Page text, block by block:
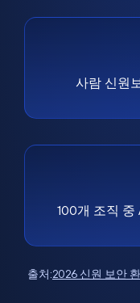
사람 신원
100개 조직 중
출처:2026 신원 보안